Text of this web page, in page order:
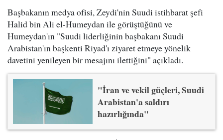
Başbakanın medya ofisi, Zeydi'nin Suudi istihbarat şefi
Halid bin Ali el-Humeydan ile görüştüğünü ve
Humeydan'ın "Suudi liderliğinin başbakanı Suudi
Arabistan'ın başkenti Riyad'ı ziyaret etmeye yönelik
davetini yenileyen bir mesajını ilettiğini" açıkladı.
"İran ve vekil güçleri, Suudi
Arabistan'a saldırı
hazırlığında"